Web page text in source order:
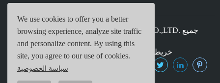
حقوق الطبع ©LEFOO INDUSTRIAL CO.,LTD.
خريطة الموقع
| سياسة الخصوصية
We use cookies to offer you a better
browsing experience, analyze site traffic
and personalize content. By using this
site, you agree to our use of cookies.
سياسة الخصوصية